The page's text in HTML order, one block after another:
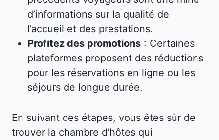
d’informations sur la qualité de
l’accueil et des prestations.
Profitez des promotions : Certaines
plateformes proposent des réductions
pour les réservations en ligne ou les
séjours de longue durée.
En suivant ces étapes, vous êtes sûr de
trouver la chambre d’hôtes qui